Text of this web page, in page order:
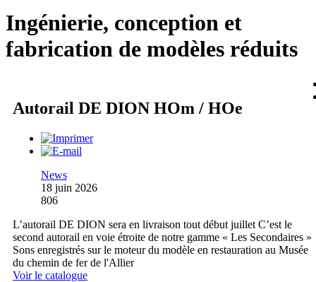
Ingénierie, conception et
fabrication de modèles réduits
Autorail DE DION HOm / HOe
News
18 juin 2026
806
L’autorail DE DION sera en livraison tout début juillet C’est le
second autorail en voie étroite de notre gamme « Les Secondaires »
Sons enregistrés sur le moteur du modèle en restauration au Musée
du chemin de fer de l'Allier
Voir le catalogue